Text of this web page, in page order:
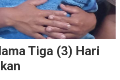
Tiga (3) Hari